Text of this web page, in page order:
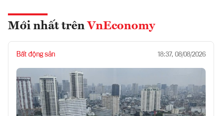
Mới nhất trên VnEconomy
Bất động sản 18:37, 08/08/2026